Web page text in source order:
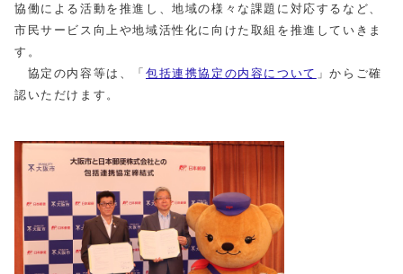
協働による活動を推進し、地域の様々な課題に対応するなど、
市民サービス向上や地域活性化に向けた取組を推進していきま
す。
協定の内容等は、「 包括連携協定の内容について 」からご確
認いただけます。